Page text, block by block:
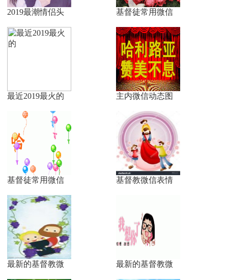
2019最潮情侣头 基督徒常用微信
最近2019最火的 主内微信动态图
基督徒常用微信 基督教微信表情
最新的基督教微 最新的基督教微